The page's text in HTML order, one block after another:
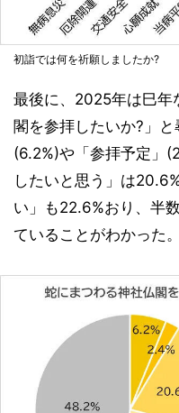
初詣では何を祈願しましたか?
最後に、2025年は巳年
閣を参拝したいか?」と
(6.2%)や「参拝予定」
したいと思う」は
い」も22.6%おり、半
ていることがわかった。